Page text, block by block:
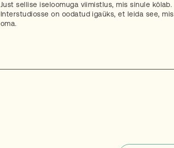
Just sellise iseloomuga viimistlus, mis sinule kõlab.
Interstudiosse on oodatud igaüks, et leida see, mis
oma.